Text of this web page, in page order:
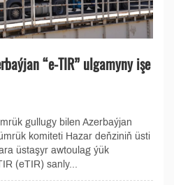
“e-TIR” ulgamyny işe
gullugy bilen Azerbaýjan
komiteti Hazar deňziniň üsti
üstaşyr awtoulag ýük
(eTIR) sanly...